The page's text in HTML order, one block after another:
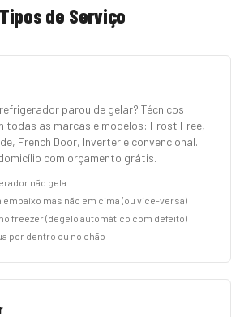
Tipos de Serviço
parou de gelar? Técnicos
todas as marcas e modelos: Frost Free,
French Door, Inverter e convencional.
com orçamento grátis.
não gela
mas não em cima (ou vice-versa)
freezer (degelo automático com defeito)
por dentro ou no chão